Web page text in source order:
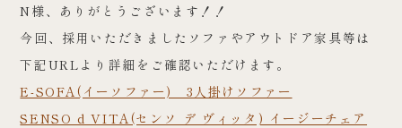
N様、ありがとうございます！！
今回、採用いただきましたソファやアウトドア家具等は
下記URLより詳細をご確認いただけます。
E-SOFA(イーソファー) 3人掛けソファー
SENSO d VITA(センソ デ ヴィッタ) イージーチェア